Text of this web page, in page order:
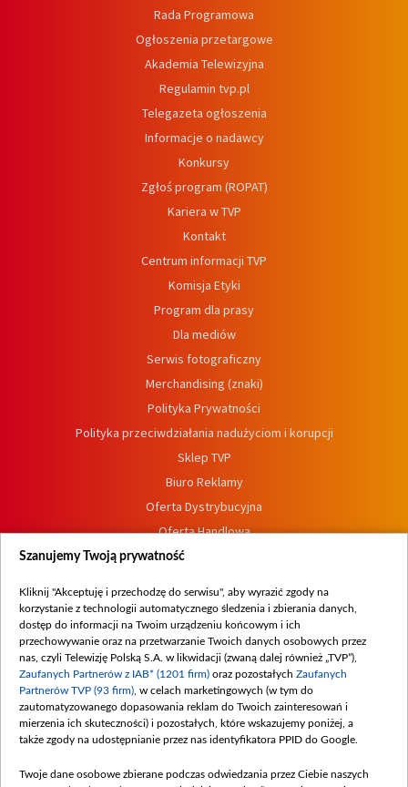
Rada Programowa
Ogłoszenia przetargowe
Akademia Telewizyjna
Regulamin tvp.pl
Telegazeta ogłoszenia
Informacje o nadawcy
Konkursy
Zgłoś program (ROPAT)
Kariera w TVP
Kontakt
Centrum informacji TVP
Komisja Etyki
Program dla prasy
Dla mediów
Serwis fotograficzny
Merchandising (znaki)
Polityka Prywatności
Polityka przeciwdziałania nadużyciom i korupcji
Sklep TVP
Biuro Reklamy
Oferta Dystrybucyjna
Oferta Handlowa
Dostępność
Procedura zgłoszeń wewnętrznych
Szanujemy Twoją prywatność
Kliknij "Akceptuję i przechodzę do serwisu", aby wyrazić zgody na
korzystanie z technologii automatycznego śledzenia i zbierania danych,
dostęp do informacji na Twoim urządzeniu końcowym i ich
przechowywanie oraz na przetwarzanie Twoich danych osobowych przez
nas, czyli Telewizję Polską S.A. w likwidacji (zwaną dalej również „TVP”),
Zaufanych Partnerów z IAB* (1201 firm) oraz pozostałych Zaufanych
Partnerów TVP (93 firm) , w celach marketingowych (w tym do
zautomatyzowanego dopasowania reklam do Twoich zainteresowań i
mierzenia ich skuteczności) i pozostałych, które wskazujemy poniżej, a
także zgody na udostępnianie przez nas identyfikatora PPID do Google.
Twoje dane osobowe zbierane podczas odwiedzania przez Ciebie naszych